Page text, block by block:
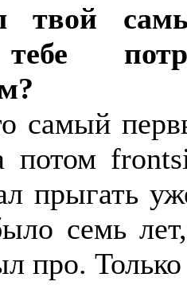
твой
самый
потом
прыгать
семь
про.